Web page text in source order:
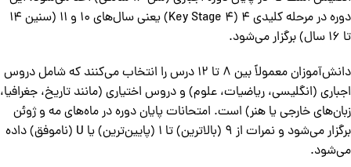
دوره در مرحله کلیدی 4 (Key Stage 4) یعنی سال‌های 10 و 11 (سنین 14
تا 16 سال) برگزار می‌شود.
دانش‌آموزان معمولاً بین 8 تا 12 درس را انتخاب می‌کنند که شامل دروس
اجباری (انگلیسی، ریاضیات، علوم) و دروس اختیاری (مانند تاریخ، جغرافیا،
زبان‌های خارجی یا هنر) است. امتحانات پایان دوره در ماه‌های مه و ژوئن
برگزار می‌شود و نمرات از 9 (بالاترین) تا 1 (پایین‌ترین) یا U (ناموفق) داده
می‌شود.